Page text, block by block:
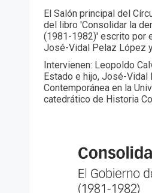
El Salón principal del
del libro 'Consolidar la
(1981-1982)' escrito por
José-Vidal Pelaz López
Intervienen: Leopoldo
Estado e hijo, José-
Contemporánea en la
catedrático de Historia